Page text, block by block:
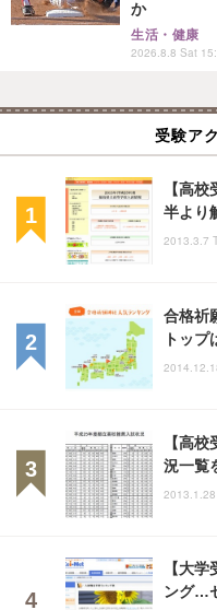
か
生活・健康
2026.8.8 Sat
受験ア
【高
半より
2013.3.7
合格祈
トップ
【高
況一覧
【大
ング…